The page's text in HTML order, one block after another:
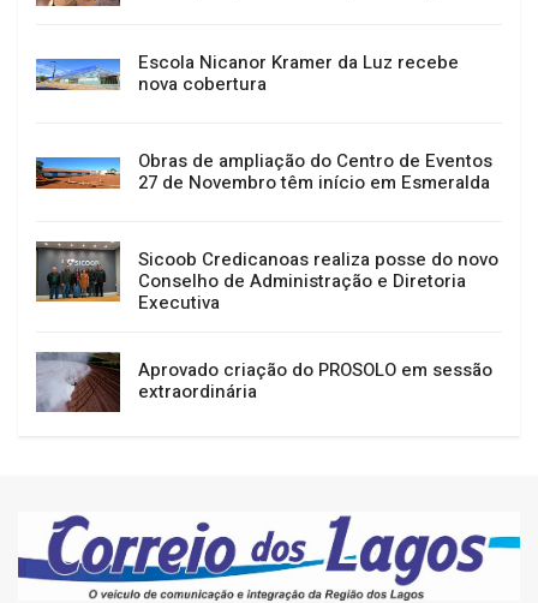
Escola Nicanor Kramer da Luz recebe
nova cobertura
Obras de ampliação do Centro de Eventos
27 de Novembro têm início em Esmeralda
Sicoob Credicanoas realiza posse do novo
Conselho de Administração e Diretoria
Executiva
Aprovado criação do PROSOLO em sessão
extraordinária